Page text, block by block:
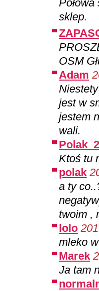
sklep.
OSM
Adam
jest w
jestem
wali.
Polak_2
Ktoś tu
polak
a ty
twoim ,
lolo
mleko
Marek
Ja tam